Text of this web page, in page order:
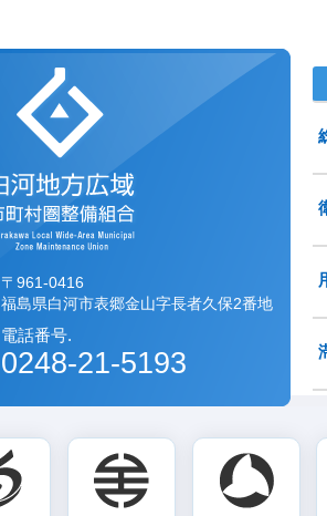
白河地方広域市町村圏
〒961-0416
福島県白河市表郷金山字長者久保2番地
電話番号.
0248-21-5193